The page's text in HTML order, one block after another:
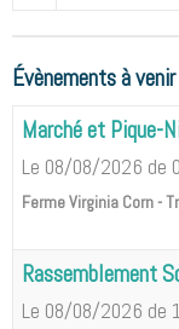
Évènements à venir
Marché et Pique-
Le 08/08/2026 de
Ferme Virginia Corn -
Rassemblement
Le 08/08/2026 de